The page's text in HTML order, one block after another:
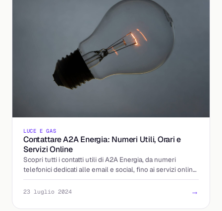
LUCE E GAS
Contattare A2A Energia: Numeri Utili, Orari e
Servizi Online
Scopri tutti i contatti utili di A2A Energia, da numeri
telefonici dedicati alle email e social, fino ai servizi online
per gestire le tue utenze.
23 luglio 2024 →